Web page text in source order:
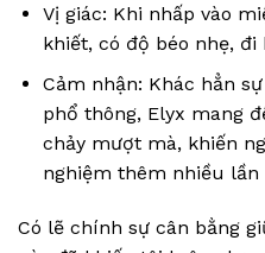
Vị giác: Khi nhấp vào
khiết, có độ béo nhẹ,
Cảm nhận: Khác hẳn
phổ thông, Elyx mang
chảy mượt mà, khiến
nghiệm thêm nhiều lần
Có lẽ chính sự cân bằng